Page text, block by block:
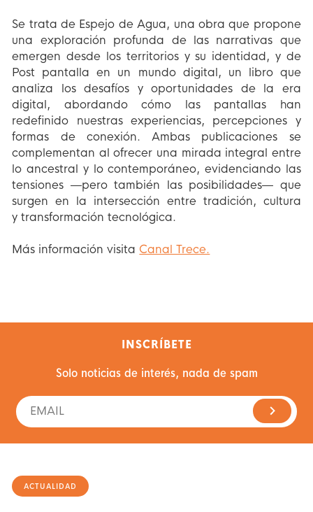
Se trata de Espejo de Agua, una obra que propone
una exploración profunda de las narrativas que
emergen desde los territorios y su identidad, y de
Post pantalla en un mundo digital, un libro que
analiza los desafíos y oportunidades de la era
digital, abordando cómo las pantallas han
redefinido nuestras experiencias, percepciones y
formas de conexión. Ambas publicaciones se
complementan al ofrecer una mirada integral entre
lo ancestral y lo contemporáneo, evidenciando las
tensiones —pero también las posibilidades— que
surgen en la intersección entre tradición, cultura
y transformación tecnológica.
Más información visita Canal Trece.
INSCRÍBETE
Solo noticias de interés, nada de spam
ACTUALIDAD